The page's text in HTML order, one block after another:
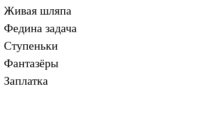
Живая шляпа
Федина задача
Ступеньки
Фантазёры
Заплатка